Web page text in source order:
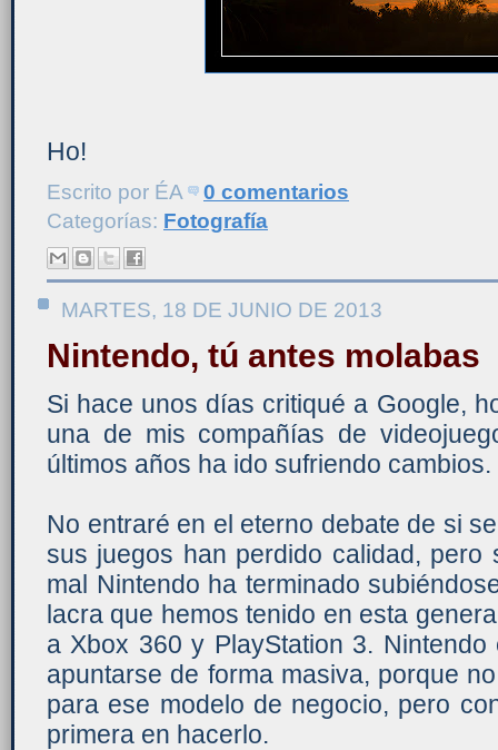
Ho!
Escrito por ÉA
0 comentarios
Categorías: Fotografía
MARTES, 18 DE JUNIO DE 2013
Nintendo, tú antes molabas
Si hace unos días critiqué a Google,
una de mis compañías de
últimos años ha ido sufriendo cambios.
No entraré en el eterno debate de si
sus juegos han perdido calidad,
mal Nintendo ha terminado
lacra que hemos tenido en esta
a Xbox 360 y PlayStation 3.
apuntarse de forma masiva, porque
para ese modelo de negocio, pero
primera en hacerlo.